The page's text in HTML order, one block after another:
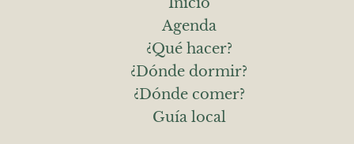
Agenda
¿Qué hacer?
¿Dónde dormir?
¿Dónde comer?
Guía local